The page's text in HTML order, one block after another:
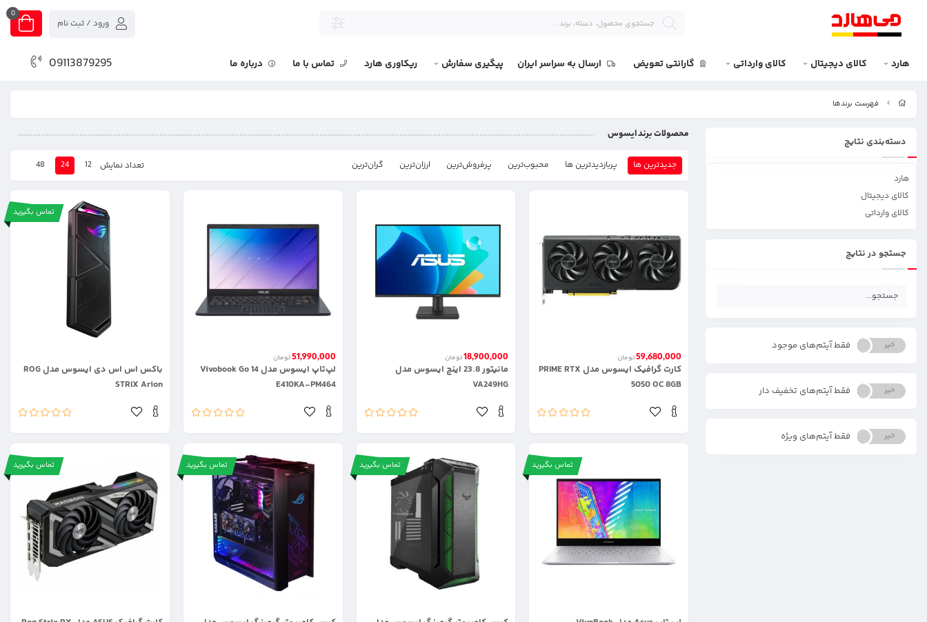
0
ورود / ثبت نام
هارد کالای دیجیتال کالای وارداتی گارانتی تعویض ارسال به سراسر ایران پیگیری سفارش ریکاوری هارد تماس با ما درباره ما 09113879295
فهرست برندها
دسته‌بندی نتایج
هارد
کالای دیجیتال
کالای وارداتی
جستجو در نتایج
بله خیر فقط آیتم‌های موجود
بله خیر فقط آیتم‌های تخفیف دار
بله خیر فقط آیتم‌های ویژه
محصولات برند ایسوس
جدیدترین ها پربازدیدترین ها محبوب‌‌ترین پرفروش‌ترین ارزان‌ترین گران‌ترین تعداد نمایش 12
24
48
59,680,000تومان
کارت گرافیک ایسوس مدل PRIME RTX
5050 OC 8GB
18,900,000تومان
مانیتور 23.8 اینچ ایسوس مدل
VA249HG
51,990,000تومان
لپ‌تاپ ایسوس مدل Vivobook Go 14
E410KA-PM464
تماس بگیرید
باکس اس اس دی ایسوس مدل ROG
STRIX Arion
تماس بگیرید تماس بگیرید تماس بگیرید تماس بگیرید